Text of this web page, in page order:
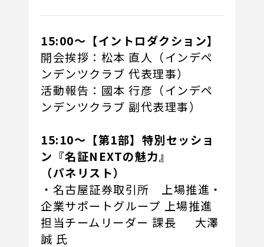
15:00～【イントロダクション】
開会挨拶：松本 直人（インデペ
ンデンツクラブ 代表理事）
活動報告：國本 行彦（インデペ
ンデンツクラブ 副代表理事）
15:10～【第1部】特別セッショ
ン『名証NEXTの魅力』
（パネリスト）
・名古屋証券取引所 上場推進・
企業サポートグループ 上場推進
担当チームリーダー 課長 大澤
誠 氏